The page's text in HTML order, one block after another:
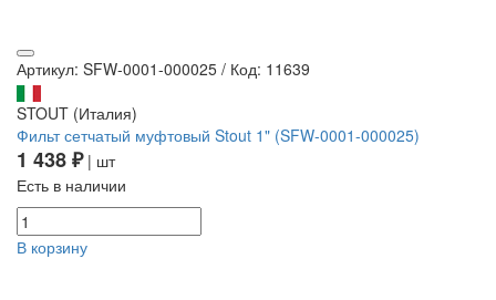
Артикул: SFW-0001-000025 / Код: 11639
STOUT (Италия)
Фильт сетчатый муфтовый Stout 1" (SFW-0001-000025)
1 438 ₽| шт
Есть в наличии
В корзину